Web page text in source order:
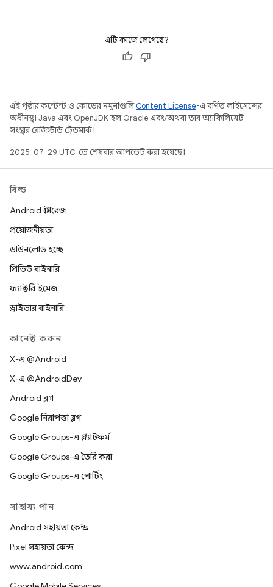
এটি কাজে লেগেছে?
এই পৃষ্ঠার কন্টেন্ট ও কোডের নমুনাগুলিContent License-এ বর্ণিত লাইসেন্সের
অধীনস্থ। Java এবং OpenJDK হল Oracle এবং/অথবা তার অ্যাফিলিয়েট
সংস্থার রেজিস্টার্ড ট্রেডমার্ক।
2025-07-29 UTC-তে শেষবার আপডেট করা হয়েছে।
বিল্ড
Android স্টোরেজ
প্রয়োজনীয়তা
ডাউনলোড হচ্ছে
প্রিভিউ বাইনারি
ফ্যাক্টরি ইমেজ
ড্রাইভার বাইনারি
কানেক্ট করুন
X-এ @Android
X-এ @AndroidDev
Android ব্লগ
Google নিরাপত্তা ব্লগ
Google Groups-এ প্ল্যাটফর্ম
Google Groups-এ তৈরি করা
Google Groups-এ পোর্টিং
সাহায্য পান
Android সহায়তা কেন্দ্র
Pixel সহায়তা কেন্দ্র
www.android.com